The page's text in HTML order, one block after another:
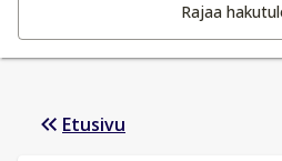
Rajaa
Etusivu